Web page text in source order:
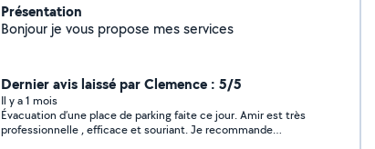
Présentation
Bonjour je vous propose mes services
Dernier avis laissé par Clemence : 5/5
Il y a 1 mois
Évacuation d’une place de parking faite ce jour. Amir est très
professionnelle , efficace et souriant. Je recommande